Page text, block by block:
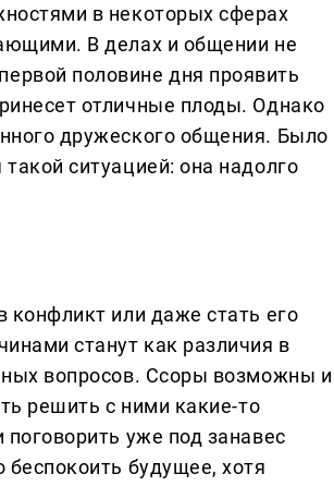
в некоторых сферах
В делах и общении не
половине дня проявить
отличные плоды. Однако
дружеского общения. Было
ситуацией: она надолго
конфликт или даже стать его
станут как различия в
вопросов. Ссоры возможны и
решить с ними какие-то
уже под занавес
будущее, хотя